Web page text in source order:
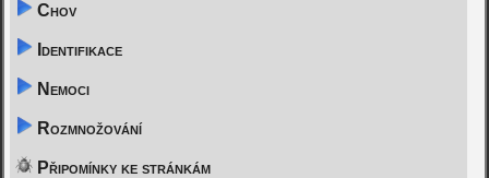
Chov
Identifikace
Nemoci
Rozmnožování
Připomínky ke stránkám